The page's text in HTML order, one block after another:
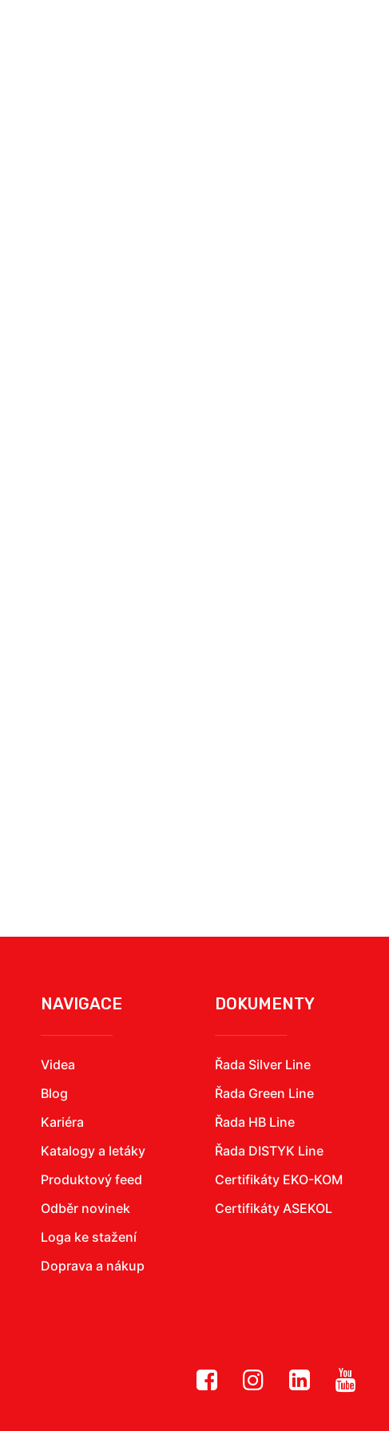
NAVIGACE
Videa
Blog
Kariéra
Katalogy a letáky
Produktový feed
Odběr novinek
Loga ke stažení
Doprava a nákup
DOKUMENTY
Řada Silver Line
Řada Green Line
Řada HB Line
Řada DISTYK Line
Certifikáty EKO-KOM
Certifikáty ASEKOL